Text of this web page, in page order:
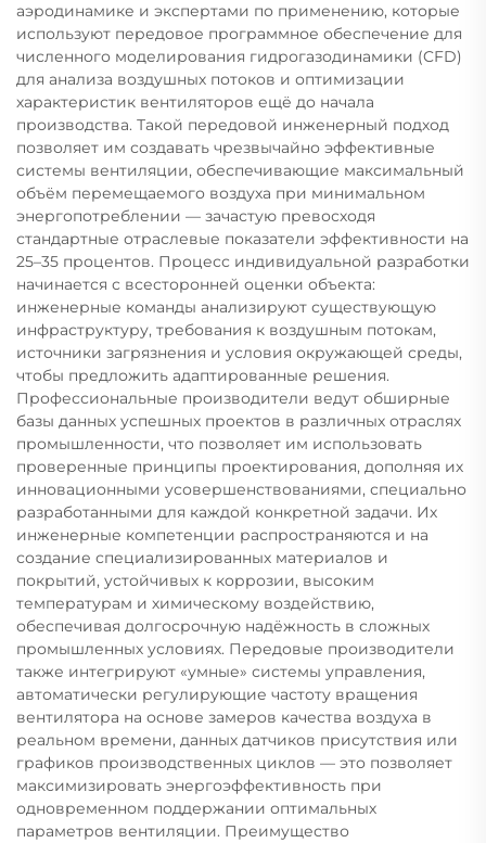
аэродинамике и экспертами по применению, которые
используют передовое программное обеспечение для
численного моделирования гидрогазодинамики (CFD)
для анализа воздушных потоков и оптимизации
характеристик вентиляторов ещё до начала
производства. Такой передовой инженерный подход
позволяет им создавать чрезвычайно эффективные
системы вентиляции, обеспечивающие максимальный
объём перемещаемого воздуха при минимальном
энергопотреблении — зачастую превосходя
стандартные отраслевые показатели эффективности на
25–35 процентов. Процесс индивидуальной разработки
начинается с всесторонней оценки объекта:
инженерные команды анализируют существующую
инфраструктуру, требования к воздушным потокам,
источники загрязнения и условия окружающей среды,
чтобы предложить адаптированные решения.
Профессиональные производители ведут обширные
базы данных успешных проектов в различных отраслях
промышленности, что позволяет им использовать
проверенные принципы проектирования, дополняя их
инновационными усовершенствованиями, специально
разработанными для каждой конкретной задачи. Их
инженерные компетенции распространяются и на
создание специализированных материалов и
покрытий, устойчивых к коррозии, высоким
температурам и химическому воздействию,
обеспечивая долгосрочную надёжность в сложных
промышленных условиях. Передовые производители
также интегрируют «умные» системы управления,
автоматически регулирующие частоту вращения
вентилятора на основе замеров качества воздуха в
реальном времени, данных датчиков присутствия или
графиков производственных циклов — это позволяет
максимизировать энергоэффективность при
одновременном поддержании оптимальных
параметров вентиляции. Преимущество